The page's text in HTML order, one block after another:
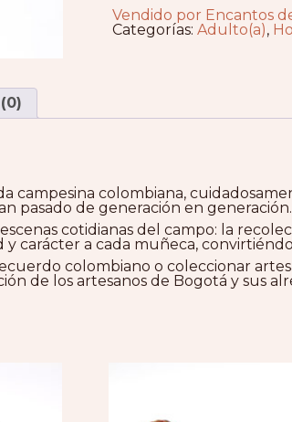
Vendido por Encantos
Categorías: Adulto(a),
campesina colombiana,
pasado de generación en generación.
cotidianas del campo: la
carácter a cada muñeca,
colombiano o coleccionar
de los artesanos de Bogotá y sus